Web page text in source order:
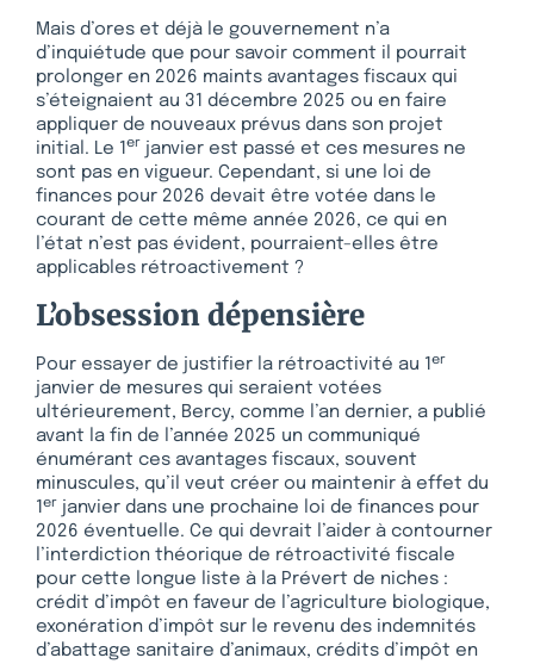
Mais d’ores et déjà le gouvernement n’a
d’inquiétude que pour savoir comment il pourrait
prolonger en 2026 maints avantages fiscaux qui
s’éteignaient au 31 décembre 2025 ou en faire
appliquer de nouveaux prévus dans son projet
initial. Le 1 er janvier est passé et ces mesures ne
sont pas en vigueur. Cependant, si une loi de
finances pour 2026 devait être votée dans le
courant de cette même année 2026, ce qui en
l’état n’est pas évident, pourraient-elles être
applicables rétroactivement ?
L’obsession dépensière
Pour essayer de justifier la rétroactivité au 1er
janvier de mesures qui seraient votées
ultérieurement, Bercy, comme l’an dernier, a publié
avant la fin de l’année 2025 un communiqué
énumérant ces avantages fiscaux, souvent
minuscules, qu’il veut créer ou maintenir à effet du
1er janvier dans une prochaine loi de finances pour
2026 éventuelle. Ce qui devrait l’aider à contourner
l’interdiction théorique de rétroactivité fiscale
pour cette longue liste à la Prévert de niches :
crédit d’impôt en faveur de l’agriculture biologique,
exonération d’impôt sur le revenu des indemnités
d’abattage sanitaire d’animaux, crédits d’impôt en